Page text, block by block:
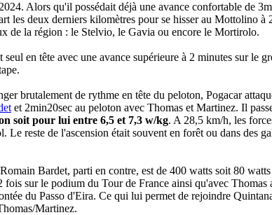
Alors qu'il possédait déjà une avance confortable de
les deux derniers kilomètres pour se hisser au Mottolino
de la région : le Stelvio, le Gavia ou encore le Mortirolo.
seul en tête avec une avance supérieure à 2 minutes sur
brutalement de rythme en tête du peloton, Pogacar
et 2min20sec au peloton avec Thomas et Martinez. Il
soit pour lui entre 6,5 et 7,3 w/kg. A 28,5 km/h, les
reste de l'ascension était souvent en forêt ou dans des
Bardet, parti en contre, est de 400 watts soit 80
sur le podium du Tour de France ainsi qu'avec
du Passo d'Eira. Ce qui lui permet de rejoindre
Martinez.